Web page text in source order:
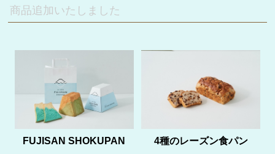
商品追加いたしました
FUJISAN SHOKUPAN 4種のレーズン食パン